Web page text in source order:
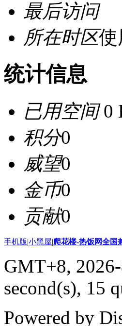
最后访问
所在时区使
统计信息
已用空间0
积分0
威望0
金币0
贡献0
手机版|小黑屋|爬花楼-热饭网全国
GMT+8,
second(s), 15
Powered by